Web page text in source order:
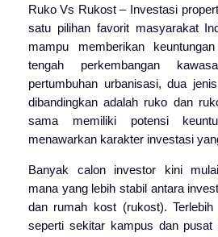
Ruko Vs Rukost – Investasi
satu pilihan favorit masyarakat
mampu memberikan
tengah perkembangan
pertumbuhan urbanisasi, dua
dibandingkan adalah ruko dan
sama memiliki potensi
menawarkan karakter investasi
Banyak calon investor kini
mana yang lebih stabil antara
dan rumah kost (rukost).
seperti sekitar kampus dan pusat